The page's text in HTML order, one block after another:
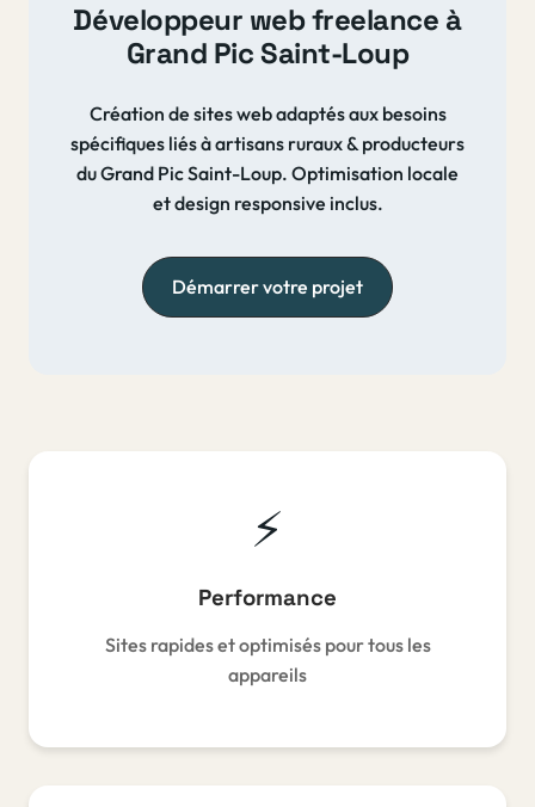
Développeur web freelance à
Grand Pic Saint-Loup
Création de sites web adaptés aux besoins
spécifiques liés à artisans ruraux & producteurs
du Grand Pic Saint-Loup. Optimisation locale
et design responsive inclus.
Démarrer votre projet
⚡️
Performance
Sites rapides et optimisés pour tous les
appareils